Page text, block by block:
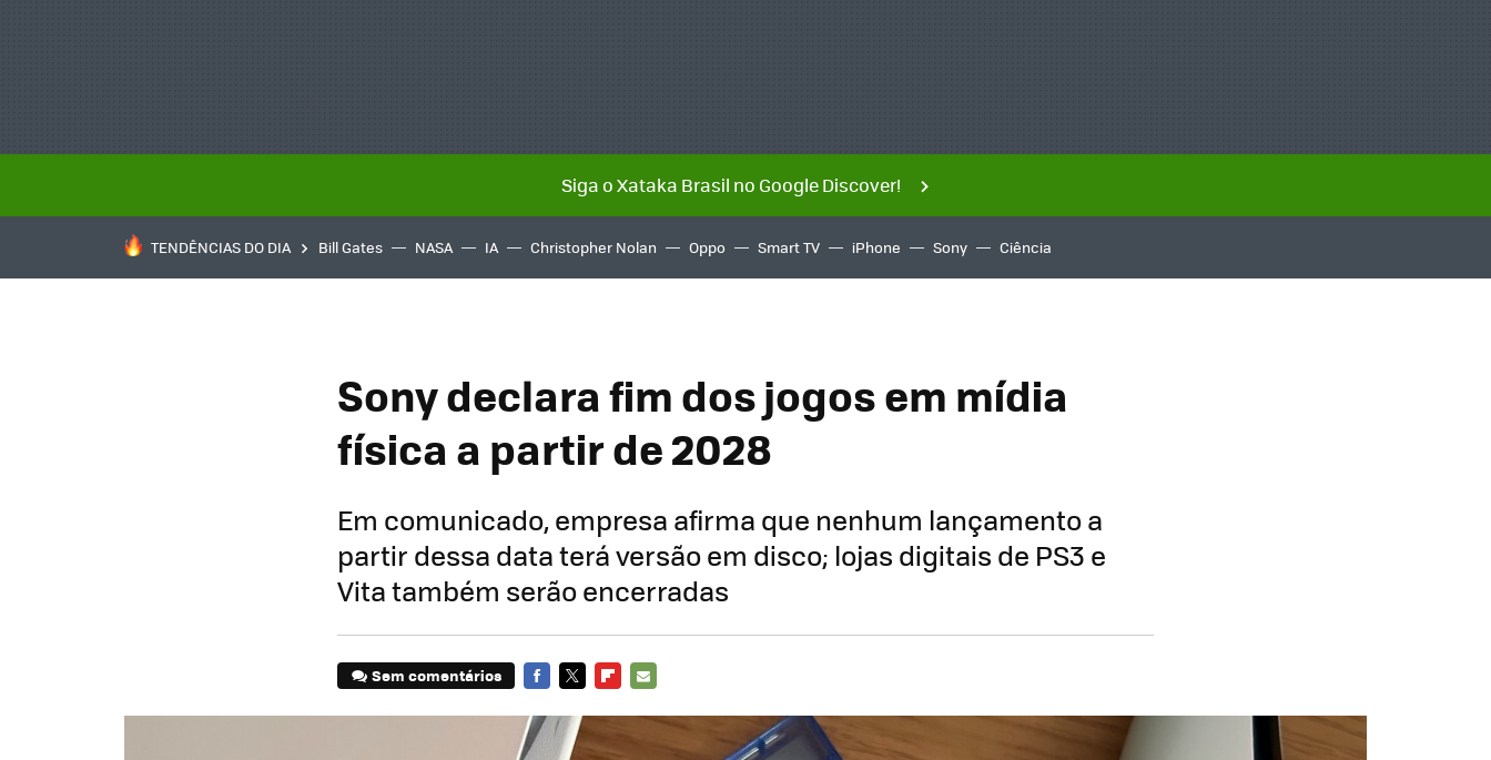
Siga o Xataka Brasil no Google Discover!
TENDÊNCIAS DO DIA Bill Gates NASA IA Christopher Nolan Oppo Smart TV iPhone Sony Ciência
Sony declara fim dos jogos em mídia
física a partir de 2028
Em comunicado, empresa afirma que nenhum lançamento a
partir dessa data terá versão em disco; lojas digitais de PS3 e
Vita também serão encerradas
Sem comentários
MAIL